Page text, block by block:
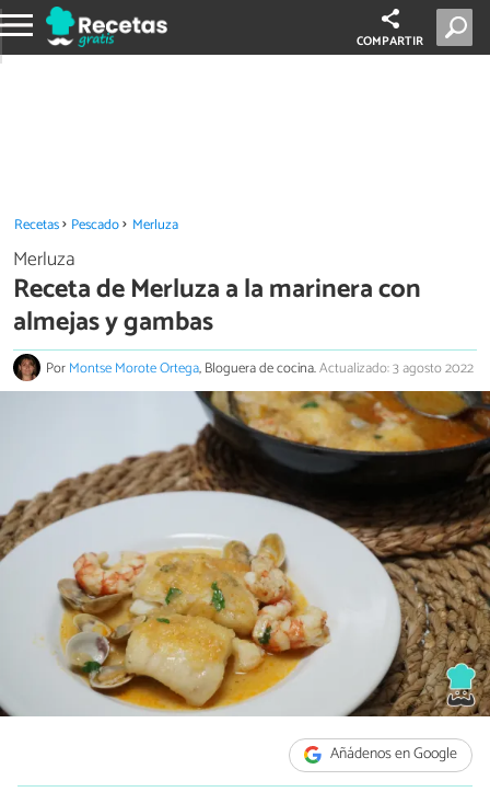
COMPARTIR
Recetas Pescado Merluza
Merluza
Receta de Merluza a la marinera con
almejas y gambas
PorMontse Morote Ortega, Bloguera de cocina.Actualizado: 3 agosto 2022
Añádenos en Google